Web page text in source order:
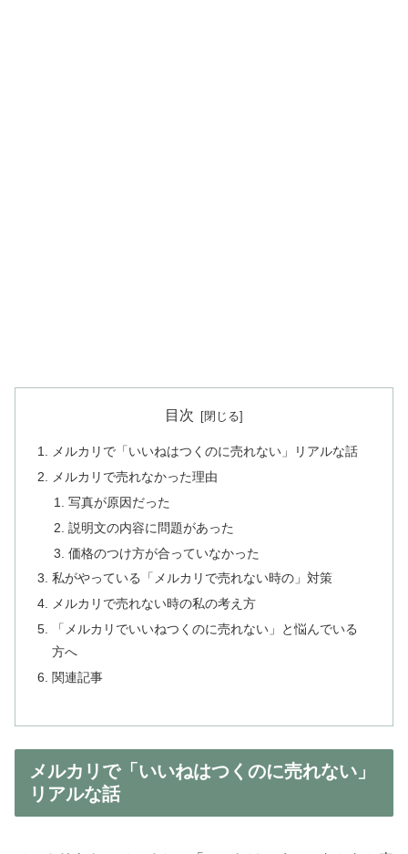
目次
メルカリで「いいねはつくのに売れない」リアルな話
メルカリで売れなかった理由
写真が原因だった
説明文の内容に問題があった
価格のつけ方が合っていなかった
私がやっている「メルカリで売れない時の」対策
メルカリで売れない時の私の考え方
「メルカリでいいねつくのに売れない」と悩んでいる
方へ
関連記事
メルカリで「いいねはつくのに売れない」
リアルな話